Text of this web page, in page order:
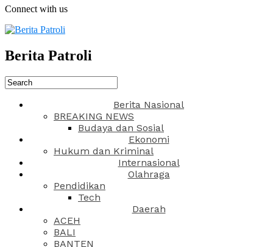
Connect with us
Berita Patroli
Berita Nasional
BREAKING NEWS
Budaya dan Sosial
Ekonomi
Hukum dan Kriminal
Internasional
Olahraga
Pendidikan
Tech
Daerah
ACEH
BALI
BANTEN